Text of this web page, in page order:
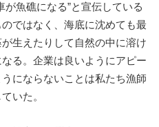
が魚礁になる”と宣伝している
ではなく、海底に沈めても最
生えたりして自然の中に溶け
る。企業は良いようにアピー
にならないことは私たち漁師
いた。